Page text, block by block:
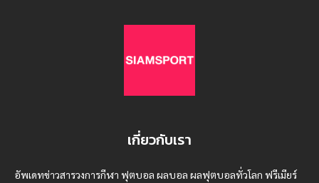
เกี่ยวกับเรา
อัพเดทข่าวสารวงการกีฬา ฟุตบอล ผลบอล ผลฟุตบอลทั่วโลก ฟรีเมียร์